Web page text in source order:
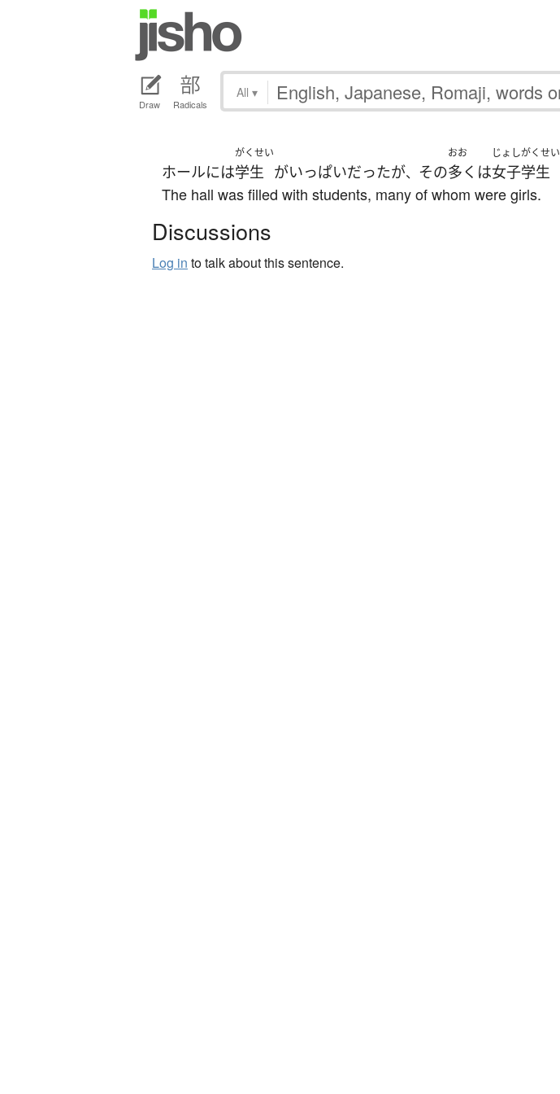
Draw Radicals
All ▾
ホールには
がくせい
学生 がいっぱいだったが、 その
おお
多く は
じょしがくせい
女子学生
The hall was filled with students, many of whom were girls.
Discussions
Log in to talk about this sentence.